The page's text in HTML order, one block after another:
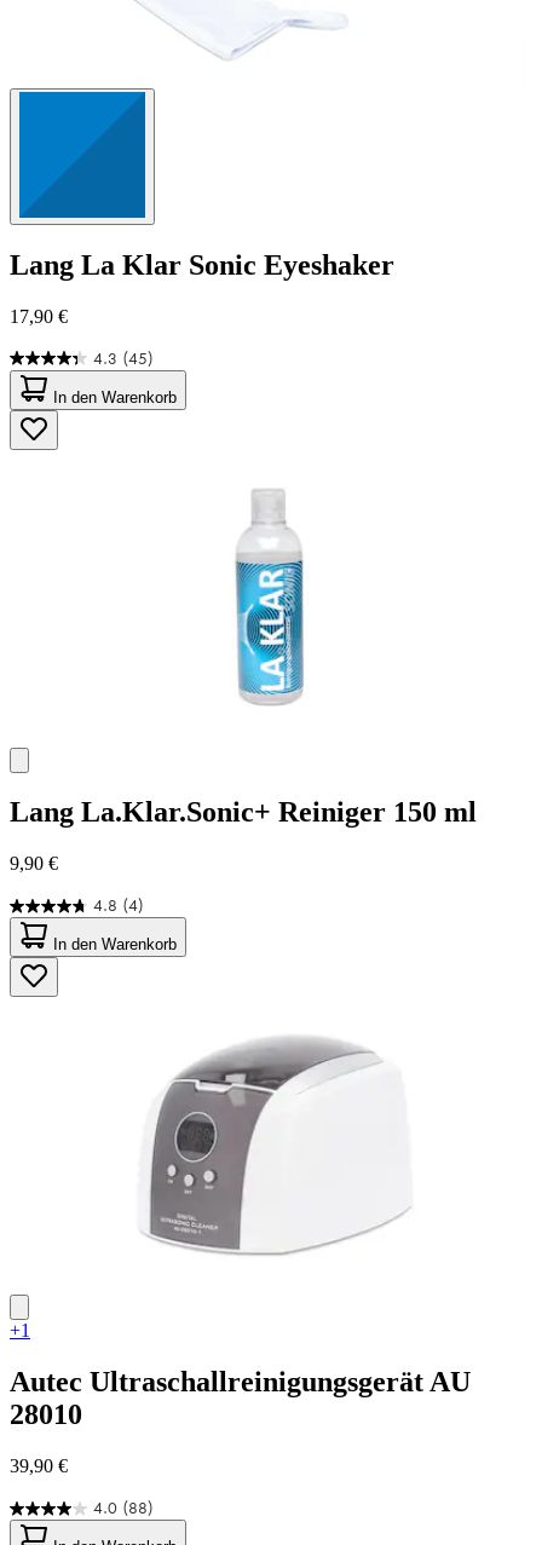
Lang La Klar Sonic Eyeshaker
17,90 €
4.3 (45)
4.3
von
5
Sternen.
45
In den Warenkorb
Lang La.Klar.Sonic+ Reiniger 150 ml
9,90 €
4.8 (4)
4.8
von
5
Sternen.
4
In den Warenkorb
+1
Autec Ultraschallreinigungsgerät AU
28010
39,90 €
4.0 (88)
4.0
von